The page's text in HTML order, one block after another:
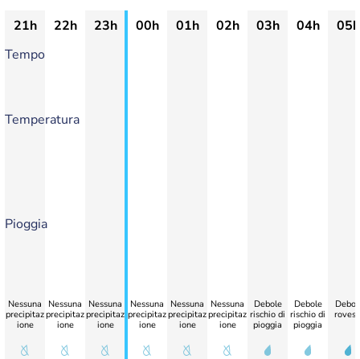
21h 22h 23h 00h 01h 02h 03h 04h
05h
Tempo
Temperatura
Pioggia
Nessuna
precipitaz
ione
Nessuna
precipitaz
ione
Nessuna
precipitaz
ione
Nessuna
precipitaz
ione
Nessuna
precipitaz
ione
Nessuna
precipitaz
ione
Debole
rischio di
pioggia
Debole
rischio di
pioggia
Deboli